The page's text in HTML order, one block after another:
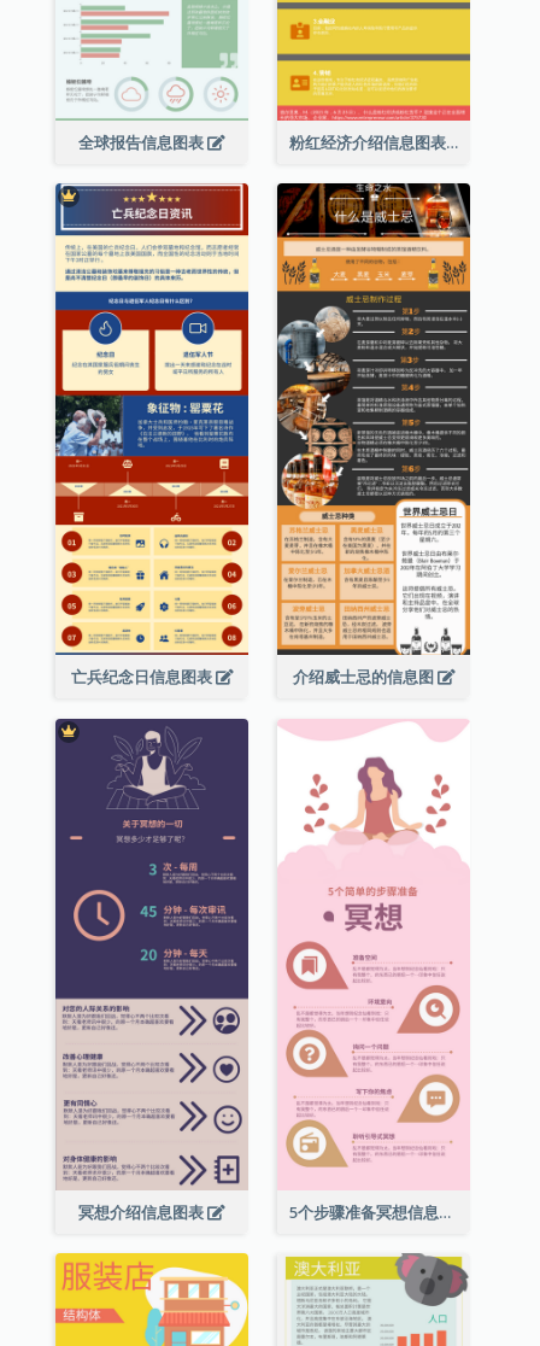
全球报告信息图表 粉红经济介绍信息图表
亡兵纪念日信息图表 介绍威士忌的信息图
冥想介绍信息图表 5个步骤准备冥想信息图表